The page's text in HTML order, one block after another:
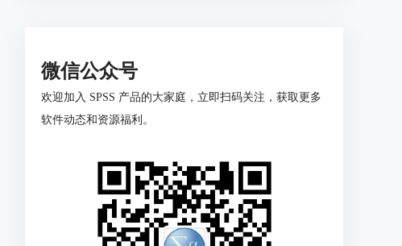
微信公众号
欢迎加入 SPSS 产品的大家庭，立即扫码关注，获取更多
软件动态和资源福利。